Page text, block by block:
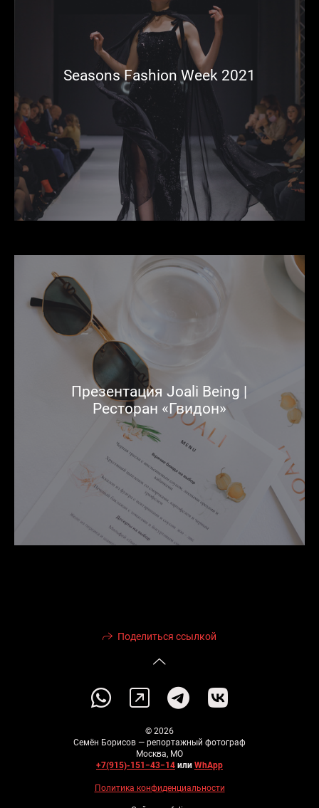
Seasons Fashion Week 2021
Презентация Joali Being |
Ресторан «Гвидон»
Поделиться ссылкой
© 2026
Семён Борисов — репортажный фотограф
Москва, МО
+7(915)-151−43−14 или WhApp
Политика конфиденциальности